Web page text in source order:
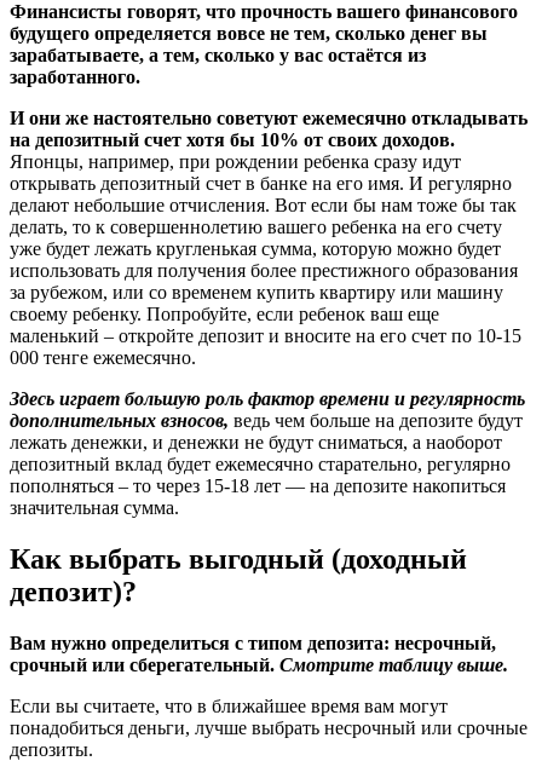
Финансисты говорят, что прочность вашего финансового
будущего определяется вовсе не тем, сколько денег вы
зарабатываете, а тем, сколько у вас остаётся из
заработанного.
И они же настоятельно советуют ежемесячно откладывать
на депозитный счет хотя бы 10% от своих доходов.
Японцы, например, при рождении ребенка сразу идут
открывать депозитный счет в банке на его имя. И регулярно
делают небольшие отчисления. Вот если бы нам тоже бы так
делать, то к совершеннолетию вашего ребенка на его счету
уже будет лежать кругленькая сумма, которую можно будет
использовать для получения более престижного образования
за рубежом, или со временем купить квартиру или машину
своему ребенку. Попробуйте, если ребенок ваш еще
маленький – откройте депозит и вносите на его счет по 10-15
000 тенге ежемесячно.
Здесь играет большую роль фактор времени и регулярность
дополнительных взносов, ведь чем больше на депозите будут
лежать денежки, и денежки не будут сниматься, а наоборот
депозитный вклад будет ежемесячно старательно, регулярно
пополняться – то через 15-18 лет — на депозите накопиться
значительная сумма.
Как выбрать выгодный (доходный
депозит)?
Вам нужно определиться с типом депозита: несрочный,
срочный или сберегательный. Смотрите таблицу выше.
Если вы считаете, что в ближайшее время вам могут
понадобиться деньги, лучше выбрать несрочный или срочные
депозиты.